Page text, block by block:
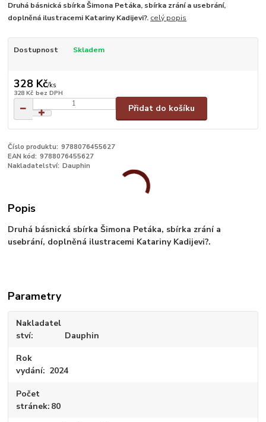
Druhá básnická sbírka Šimona Petáka, sbírka zrání a usebrání,
doplněná ilustracemi Katariny Kadijevi?. celý popis
Dostupnost Skladem
328 Kč/ks
328 Kč bez DPH
Přidat do košíku
Číslo produktu: 9788076455627
EAN kód: 9788076455627
Nakladatelství: Dauphin
Popis
Druhá básnická sbírka Šimona Petáka, sbírka zrání a
usebrání, doplněná ilustracemi Katariny Kadijevi?.
Parametry
Nakladatel
ství
Dauphin
Rok
vydání
2024
Počet
stránek 80